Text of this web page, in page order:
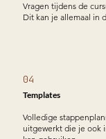
Vragen tijdens de
Dit kan je allemaal in
04
Templates
Volledige
uitgewerkt die je ook